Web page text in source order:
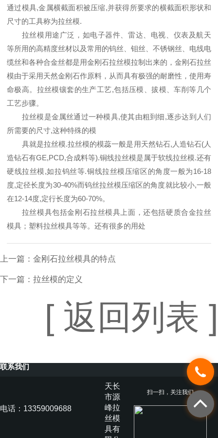
通过模具,金属横截面积被压缩,并获得所要求的横截面积形状和
尺寸的工具称为拉丝模.
拉丝模用途广泛，如电子器件、雷达、电视、仪表及航天
等所用的高精度丝材以及常用的钨丝、钼丝、不锈钢丝、电线电
缆丝和各种合金丝都是用金刚石拉丝模拉制出来的，金刚石拉丝
模由于采用天然金刚石作原料，从而具有极强的耐磨性，使用寿
命极高。拉丝模镶套的生产工艺,包括压模、拔模、车削等几个
工艺步骤。
拉丝模是金属丝通过一种模具,使其由粗到细,逐步达到人们
所需要的尺寸,这种特殊的模
具就是拉丝模.拉丝模的模蕊一般是用天然钻石,人造钻石(人
造钻石有GE,PCD,合成料等).铜线拉丝模是属于软线拉丝模.还有
硬线拉丝模,如拉钨丝等.铜线拉丝模压缩区的角度一般为16-18
度,定径长度为30-40%而钨丝拉丝模压缩区的角度就比较小,一般
在12-14度,定行长度为60-70%。
拉丝模具包括金刚石拉丝模具上面，还包括硬质合金拉丝
模具；塑料拉丝模具等等。还有很多的用处
上一篇： 金刚石拉丝模具的特点
下一篇： 拉丝模的定义
[ 返回列表 ]
联系我们
电话：13359009688
扫一扫，关注我们
天长
市源
峰拉
丝模
具有